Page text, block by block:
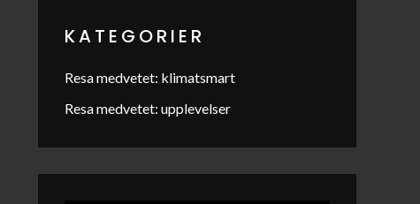
KATEGORIER
Resa medvetet: klimatsmart
Resa medvetet: upplevelser